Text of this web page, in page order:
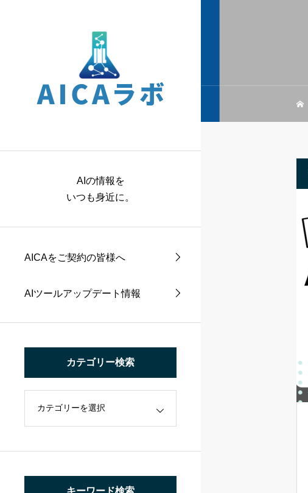
AIの情報を
いつも身近に。
AICAをご契約の皆様へ
AIツールアップデート情報
カテゴリー検索
キーワード検索